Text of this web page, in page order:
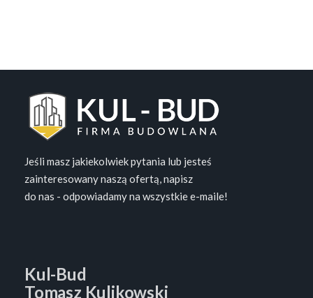
Jeśli masz jakiekolwiek pytania lub jesteś
zainteresowany naszą ofertą, napisz
do nas - odpowiadamy na wszystkie e-maile!
Kul-Bud
Tomasz Kulikowski